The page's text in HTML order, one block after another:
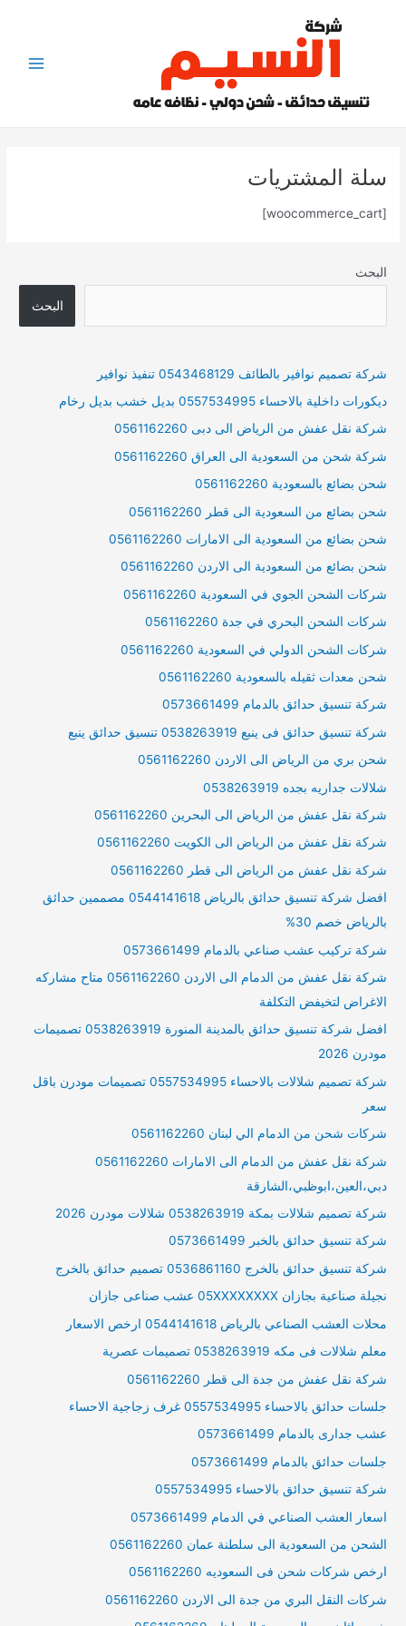
سلة المشتريات
[woocommerce_cart]
البحث
البحث
شركة تصميم نوافير بالطائف 0543468129 تنفيذ نوافير
ديكورات داخلية بالاحساء 0557534995 بديل خشب بديل رخام
شركة نقل عفش من الرياض الى دبى 0561162260
شركة شحن من السعودية الى العراق 0561162260
شحن بضائع بالسعودية 0561162260
شحن بضائع من السعودية الى قطر 0561162260
شحن بضائع من السعودية الى الامارات 0561162260
شحن بضائع من السعودية الى الاردن 0561162260
شركات الشحن الجوي في السعودية 0561162260
شركات الشحن البحري في جدة 0561162260
شركات الشحن الدولي في السعودية 0561162260
شحن معدات ثقيله بالسعودية 0561162260
شركة تنسيق حدائق بالدمام 0573661499
شركة تنسيق حدائق فى ينبع 0538263919 تنسيق حدائق ينبع
شحن بري من الرياض الى الاردن 0561162260
شلالات جداريه بجده 0538263919
شركة نقل عفش من الرياض الى البحرين 0561162260
شركة نقل عفش من الرياض الى الكويت 0561162260
شركة نقل عفش من الرياض الى قطر 0561162260
افضل شركة تنسيق حدائق بالرياض 0544141618 مصممين حدائق
بالرياض خصم 30%
شركة تركيب عشب صناعي بالدمام 0573661499
شركة نقل عفش من الدمام الى الاردن 0561162260 متاح مشاركه
الاغراض لتخيفض التكلفة
افضل شركة تنسيق حدائق بالمدينة المنورة 0538263919 تصميمات
مودرن 2026
شركة تصميم شلالات بالاحساء 0557534995 تصميمات مودرن باقل
سعر
شركات شحن من الدمام الي لبنان 0561162260
شركة نقل عفش من الدمام الى الامارات 0561162260
دبي،العين،ابوظبي،الشارقة
شركة تصميم شلالات بمكة 0538263919 شلالات مودرن 2026
شركة تنسيق حدائق بالخبر 0573661499
شركة تنسيق حدائق بالخرج 0536861160 تصميم حدائق بالخرج
نجيلة صناعية بجازان 05XXXXXXXX عشب صناعى جازان
محلات العشب الصناعي بالرياض 0544141618 ارخص الاسعار
معلم شلالات فى مكه 0538263919 تصميمات عصرية
شركة نقل عفش من جدة الى قطر 0561162260
جلسات حدائق بالاحساء 0557534995 غرف زجاجية الاحساء
عشب جدارى بالدمام 0573661499
جلسات حدائق بالدمام 0573661499
شركة تنسيق حدائق بالاحساء 0557534995
اسعار العشب الصناعي في الدمام 0573661499
الشحن من السعودية الى سلطنة عمان 0561162260
ارخص شركات شحن فى السعوديه 0561162260
شركات النقل البري من جدة الى الاردن 0561162260